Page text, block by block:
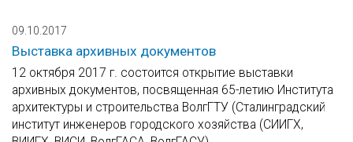
09.10.2017
Выставка архивных документов
12 октября 2017 г. состоится открытие выставки
архивных документов, посвященная 65-летию Института
архитектуры и строительства ВолгГТУ (Сталинградский
институт инженеров городского хозяйства (СИИГХ,